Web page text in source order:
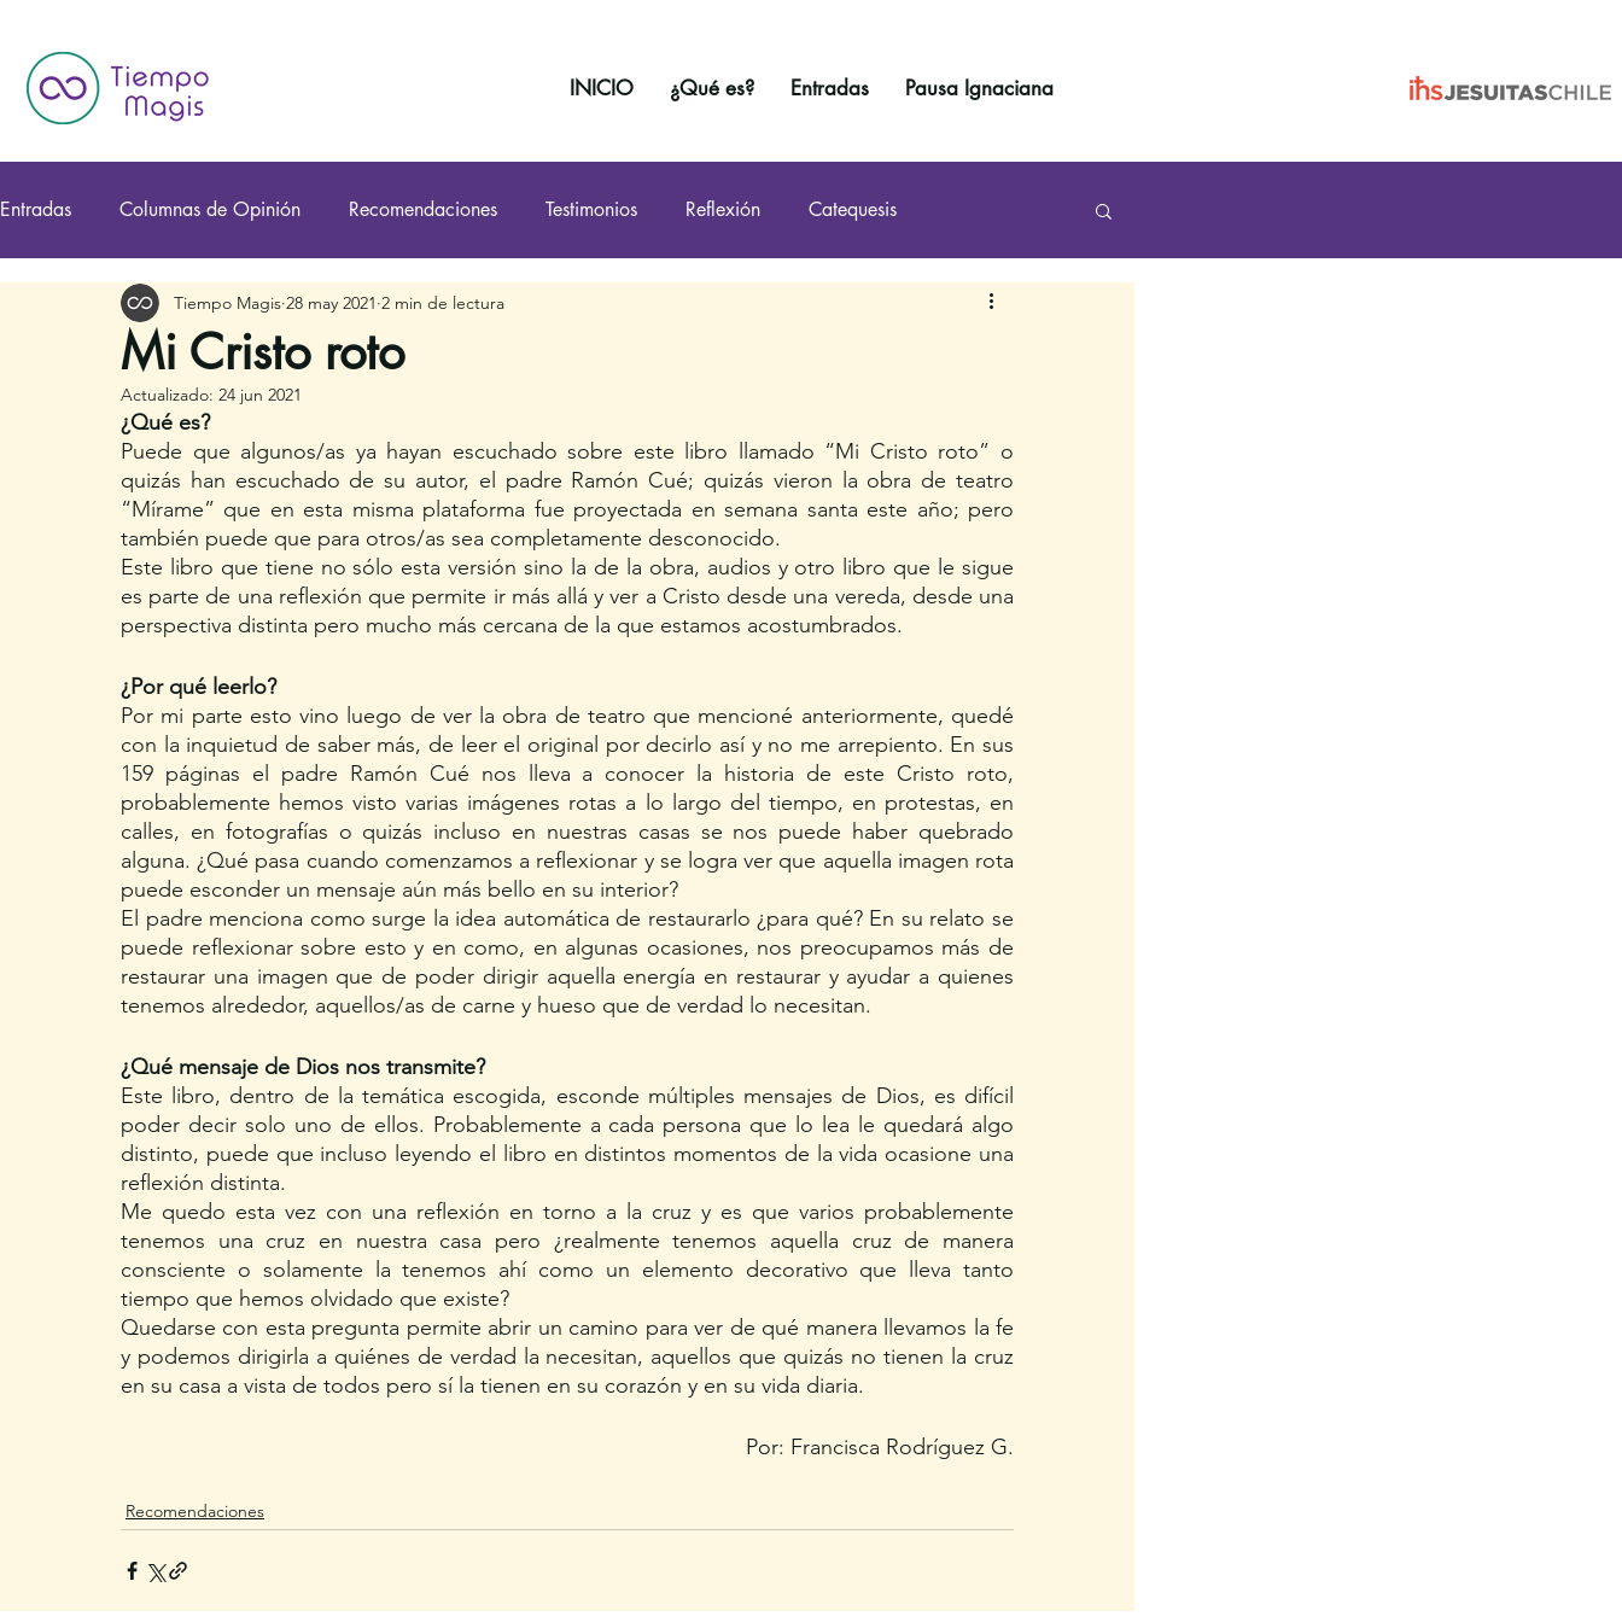
INICIO ¿Qué es? Entradas Pausa Ignaciana
Entradas Columnas de Opinión Recomendaciones Testimonios Reflexión Catequesis
Mi Cristo roto
Tiempo Magis 28 may 2021 2 min de lectura
Actualizado: 24 jun 2021
¿Qué es?
Puede que algunos/as ya hayan escuchado sobre este libro llamado “Mi Cristo roto” o
quizás han escuchado de su autor, el padre Ramón Cué; quizás vieron la obra de teatro
“Mírame” que en esta misma plataforma fue proyectada en semana santa este año; pero
también puede que para otros/as sea completamente desconocido.
Este libro que tiene no sólo esta versión sino la de la obra, audios y otro libro que le sigue
es parte de una reflexión que permite ir más allá y ver a Cristo desde una vereda, desde una
perspectiva distinta pero mucho más cercana de la que estamos acostumbrados.
¿Por qué leerlo?
Por mi parte esto vino luego de ver la obra de teatro que mencioné anteriormente, quedé
con la inquietud de saber más, de leer el original por decirlo así y no me arrepiento. En sus
159 páginas el padre Ramón Cué nos lleva a conocer la historia de este Cristo roto,
probablemente hemos visto varias imágenes rotas a lo largo del tiempo, en protestas, en
calles, en fotografías o quizás incluso en nuestras casas se nos puede haber quebrado
alguna. ¿Qué pasa cuando comenzamos a reflexionar y se logra ver que aquella imagen rota
puede esconder un mensaje aún más bello en su interior?
El padre menciona como surge la idea automática de restaurarlo ¿para qué? En su relato se
puede reflexionar sobre esto y en como, en algunas ocasiones, nos preocupamos más de
restaurar una imagen que de poder dirigir aquella energía en restaurar y ayudar a quienes
tenemos alrededor, aquellos/as de carne y hueso que de verdad lo necesitan.
¿Qué mensaje de Dios nos transmite?
Este libro, dentro de la temática escogida, esconde múltiples mensajes de Dios, es difícil
poder decir solo uno de ellos. Probablemente a cada persona que lo lea le quedará algo
distinto, puede que incluso leyendo el libro en distintos momentos de la vida ocasione una
reflexión distinta.
Me quedo esta vez con una reflexión en torno a la cruz y es que varios probablemente
tenemos una cruz en nuestra casa pero ¿realmente tenemos aquella cruz de manera
consciente o solamente la tenemos ahí como un elemento decorativo que lleva tanto
tiempo que hemos olvidado que existe?
Quedarse con esta pregunta permite abrir un camino para ver de qué manera llevamos la fe
y podemos dirigirla a quiénes de verdad la necesitan, aquellos que quizás no tienen la cruz
en su casa a vista de todos pero sí la tienen en su corazón y en su vida diaria.
Por: Francisca Rodríguez G.
Recomendaciones